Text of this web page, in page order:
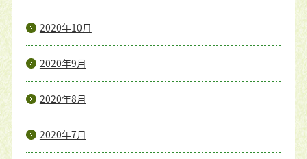
2020年10月
2020年9月
2020年8月
2020年7月